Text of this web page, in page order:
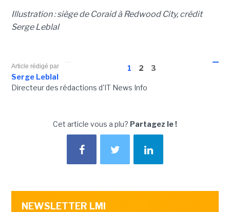
Illustration : siège de Coraid à Redwood City, crédit
Serge Leblal
1 2 3
Article rédigé par
Serge Leblal
Directeur des rédactions d'IT News Info
Cet article vous a plu? Partagez le !
NEWSLETTER LMI